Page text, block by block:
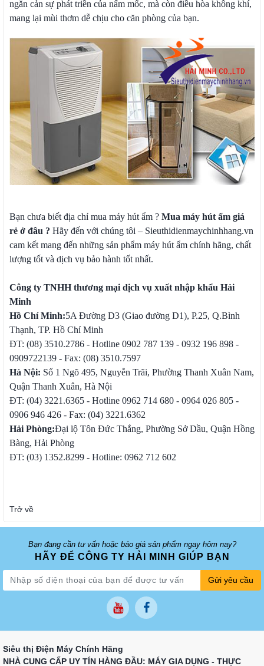
ngăn cản sự phát triền của nấm mốc, mà còn điều hòa không khí,
mang lại mùi thơm dễ chịu cho căn phòng của bạn.
Bạn chưa biết địa chỉ mua máy hút ẩm ? Mua máy hút ẩm giá
rẻ ở đâu ? Hãy đến với chúng tôi – Sieuthidienmaychinhhang.vn
cam kết mang đến những sản phẩm máy hút ẩm chính hãng, chất
lượng tốt và dịch vụ bảo hành tốt nhất.
Công ty TNHH thương mại dịch vụ xuất nhập khẩu Hải
Minh
Hồ Chí Minh:5A Đường D3 (Giao đường D1), P.25, Q.Bình
Thạnh, TP. Hồ Chí Minh
ĐT: (08) 3510.2786 - Hotline 0902 787 139 - 0932 196 898 -
0909722139 - Fax: (08) 3510.7597
Hà Nội: Số 1 Ngõ 495, Nguyễn Trãi, Phường Thanh Xuân Nam,
Quận Thanh Xuân, Hà Nội
ĐT: (04) 3221.6365 - Hotline 0962 714 680 - 0964 026 805 -
0906 946 426 - Fax: (04) 3221.6362
Hải Phòng:Đại lộ Tôn Đức Thắng, Phường Sở Dầu, Quận Hồng
Bàng, Hải Phòng
ĐT: (03) 1352.8299 - Hotline: 0962 712 602
Trở về
Bạn đang cần tư vấn hoặc báo giá sản phẩm ngay hôm nay?
HÃY ĐỂ CÔNG TY HẢI MINH GIÚP BẠN
Gửi yêu cầu
Siêu thị Điện Máy Chính Hãng
NHÀ CUNG CẤP UY TÍN HÀNG ĐẦU: MÁY GIA DỤNG - THỰC